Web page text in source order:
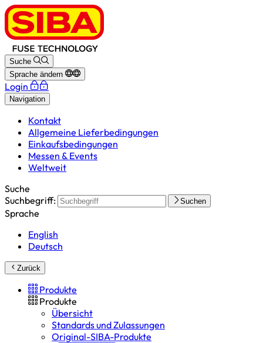
Suche
Sprache ändern
Login
Navigation
Kontakt
Allgemeine Lieferbedingungen
Einkaufsbedingungen
Messen & Events
Weltweit
Suche
Suchbegriff:
Suchen
Sprache
English
Deutsch
Zurück
Produkte
Produkte
Übersicht
Standards und Zulassungen
Original-SIBA-Produkte